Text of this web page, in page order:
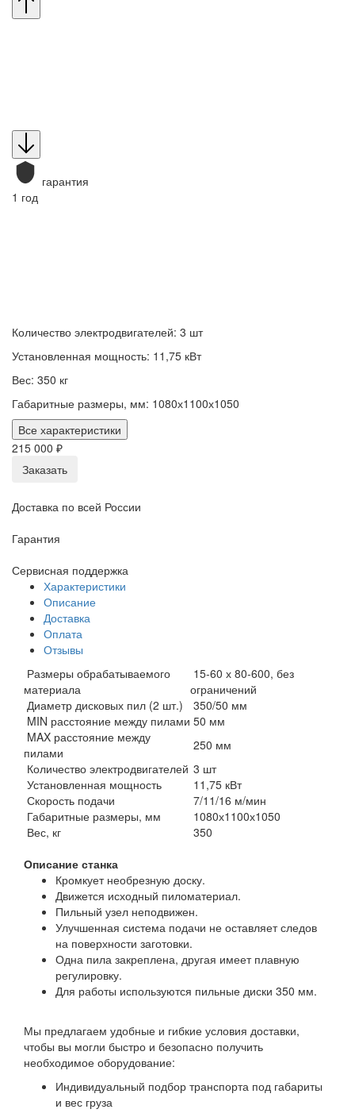
гарантия
1 год
Количество электродвигателей: 3 шт
Установленная мощность: 11,75 кВт
Вес: 350 кг
Габаритные размеры, мм: 1080х1100х1050
Все характеристики
215 000 ₽
Заказать
Доставка по всей России
Гарантия
Сервисная поддержка
Характеристики
Описание
Доставка
Оплата
Отзывы
Размеры обрабатываемого
материала
15-60 х 80-600, без
ограничений
Диаметр дисковых пил (2 шт.)
350/50 мм
MIN расстояние между пилами 50 мм
MAX расстояние между
пилами
250 мм
Количество электродвигателей 3 шт
Установленная мощность
11,75 кВт
Скорость подачи
7/11/16 м/мин
Габаритные размеры, мм
1080х1100х1050
Вес, кг
350
Описание станка
Кромкует необрезную доску.
Движется исходный пиломатериал.
Пильный узел неподвижен.
Улучшенная система подачи не оставляет следов
на поверхности заготовки.
Одна пила закреплена, другая имеет плавную
регулировку.
Для работы используются пильные диски 350 мм.
Мы предлагаем удобные и гибкие условия доставки,
чтобы вы могли быстро и безопасно получить
необходимое оборудование:
Индивидуальный подбор транспорта под габариты
и вес груза